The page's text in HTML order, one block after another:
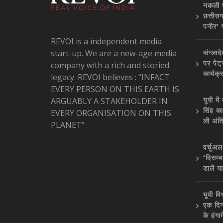
REVOI is a independent media
start-up. We are a new-age media
company with a rich and storied
legacy. REVOI believes : “INFACT
EVERY PERSON ON THIS EARTH IS
ARGUABLY A STAKEHOLDER IN
EVERY ORGANISATION ON THIS
PLANET”
नकली
पनीर’
पर
यूपी में
सिंह
ली
डालें
यूपी
एक
के